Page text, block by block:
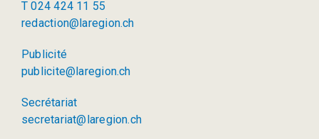
T 024 424 11 55
redaction@laregion.ch
Publicité
publicite@laregion.ch
Secrétariat
secretariat@laregion.ch